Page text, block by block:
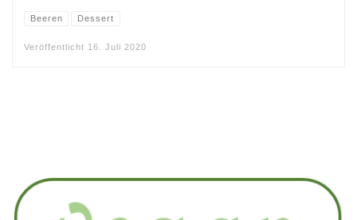
Beeren Dessert
Veröffentlicht 16. Juli 2020